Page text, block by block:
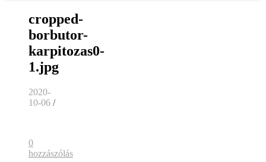
cropped-
borbutor-
karpitozas0-
1.jpg
2020-
10-06 /
0
hozzászólás